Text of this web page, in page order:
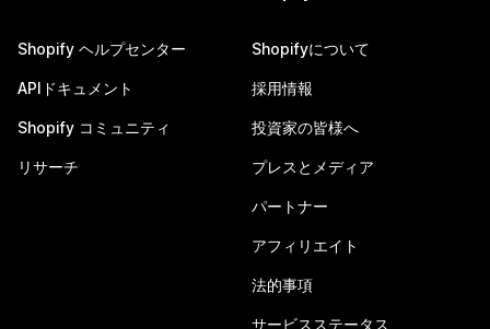
Shopify ヘルプセンター
APIドキュメント
Shopify コミュニティ
リサーチ
Shopifyについて
採用情報
投資家の皆様へ
プレスとメディア
パートナー
アフィリエイト
法的事項
サービスステータス